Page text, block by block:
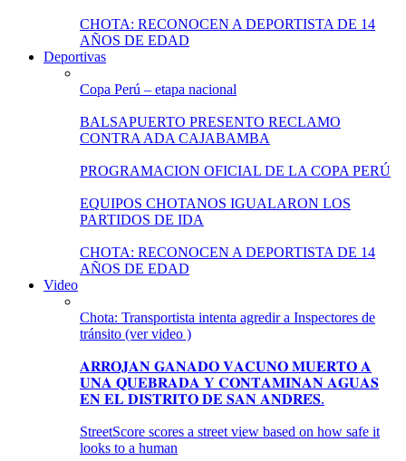
CHOTA: RECONOCEN A DEPORTISTA DE 14
AÑOS DE EDAD
Deportivas
Copa Perú – etapa nacional
BALSAPUERTO PRESENTO RECLAMO
CONTRA ADA CAJABAMBA
PROGRAMACION OFICIAL DE LA COPA PERÚ
EQUIPOS CHOTANOS IGUALARON LOS
PARTIDOS DE IDA
CHOTA: RECONOCEN A DEPORTISTA DE 14
AÑOS DE EDAD
Video
Chota: Transportista intenta agredir a Inspectores de
tránsito (ver video )
𝐀𝐑𝐑𝐎𝐉𝐀𝐍 𝐆𝐀𝐍𝐀𝐃𝐎 𝐕𝐀𝐂𝐔𝐍𝐎 𝐌𝐔𝐄𝐑𝐓𝐎 𝐀
𝐔𝐍𝐀 𝐐𝐔𝐄𝐁𝐑𝐀𝐃𝐀 𝐘 𝐂𝐎𝐍𝐓𝐀𝐌𝐈𝐍𝐀𝐍 𝐀𝐆𝐔𝐀𝐒
𝐄𝐍 𝐄𝐋 𝐃𝐈𝐒𝐓𝐑𝐈𝐓𝐎 𝐃𝐄 𝐒𝐀𝐍 𝐀𝐍𝐃𝐑𝐄́𝐒.
StreetScore scores a street view based on how safe it
looks to a human